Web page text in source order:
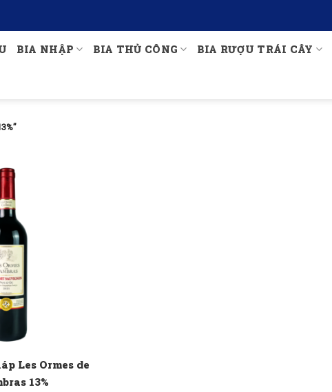
BIA NHẬP BIA THỦ CÔNG BIA RƯỢU TRÁI CÂY
Les Ormes de
13%